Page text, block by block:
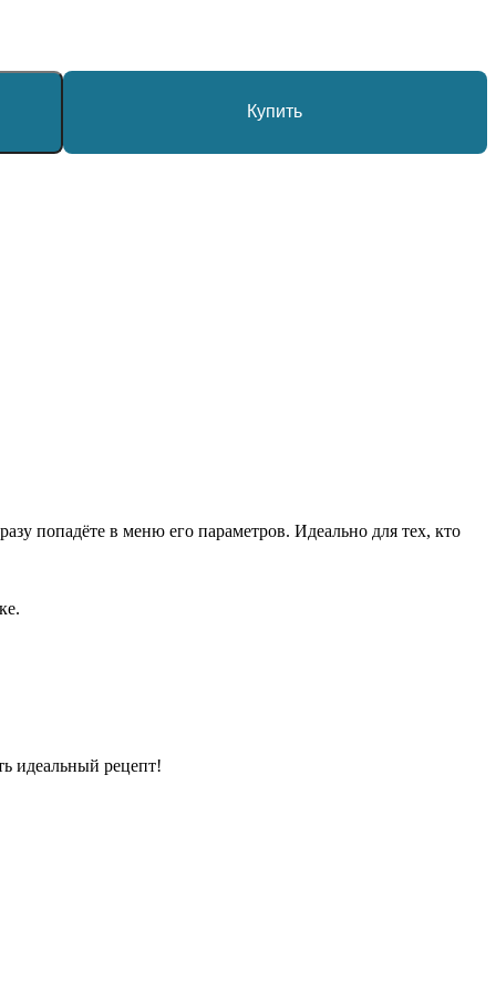
Купить
попадёте в меню его параметров. Идеально для тех, кто
идеальный рецепт!